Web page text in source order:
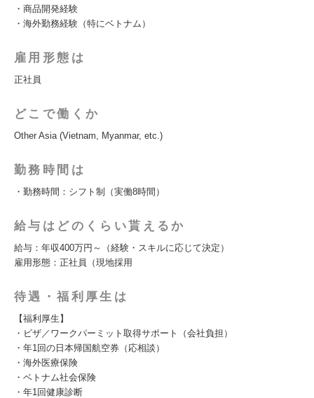
・商品開発経験
・海外勤務経験（特にベトナム）
雇用形態は
正社員
どこで働くか
Other Asia (Vietnam, Myanmar, etc.)
勤務時間は
・勤務時間：シフト制（実働8時間）
給与はどのくらい貰えるか
給与：年収400万円～（経験・スキルに応じて決定）
雇用形態：正社員（現地採用
待遇・福利厚生は
【福利厚生】
・ビザ／ワークパーミット取得サポート（会社負担）
・年1回の日本帰国航空券（応相談）
・海外医療保険
・ベトナム社会保険
・年1回健康診断